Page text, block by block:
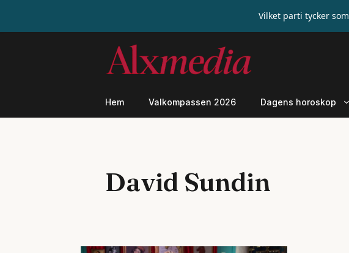
Hem Valkompassen 2026 Dagens horoskop
David Sundin
Vilket parti tycker